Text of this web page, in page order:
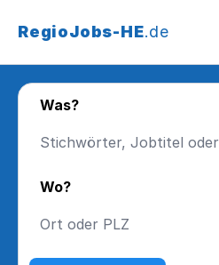
RegioJobs-HE.de
Was?
Wo?